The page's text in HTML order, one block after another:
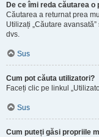
De ce îmi reda căutarea o
Căutarea a returnat prea
Utilizați „Căutare
dvs.
Sus
Cum pot căuta utilizatori?
Faceți clic pe linkul
Sus
Cum puteți găsi propriile